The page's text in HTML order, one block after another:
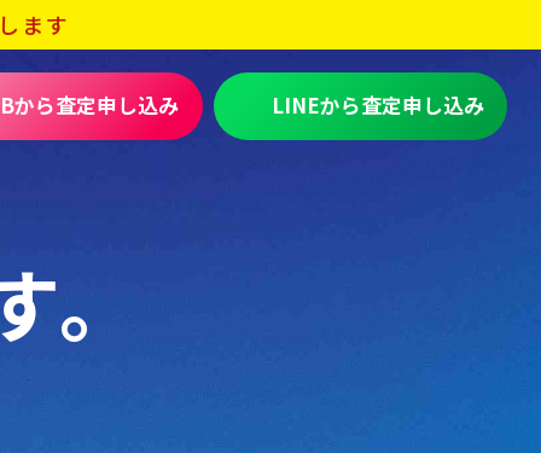
ます
から査定申し込み LINEから査定申し込み